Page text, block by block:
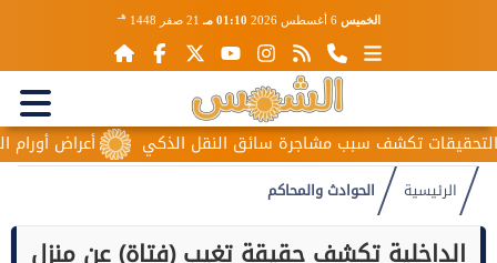
الخميس 6 أغسطس 2026 01:10 مـ 21 صفر 1448 هـ
أعراض أورام تكشف سبب مشاجرة سائق النقل الذكي
الرئيسية الحوادث والمحاكم